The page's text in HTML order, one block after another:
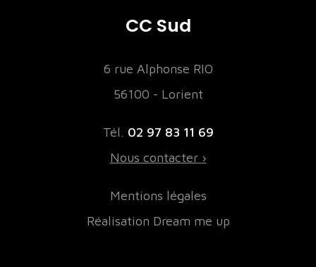
CC Sud
6 rue Alphonse RIO
56100 - Lorient
Tél. 02 97 83 11 69
Nous contacter ›
Mentions légales
Réalisation Dream me up